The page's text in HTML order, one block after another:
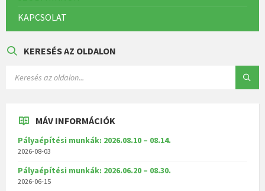
KAPCSOLAT
KERESÉS AZ OLDALON
MÁV INFORMÁCIÓK
Pályaépítési munkák: 2026.08.10 – 08.14.
2026-08-03
Pályaépítési munkák: 2026.06.20 – 08.30.
2026-06-15